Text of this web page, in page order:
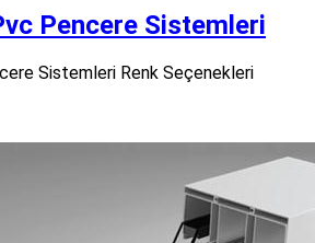
Pencere Sistemleri
Sistemleri Renk Seçenekleri